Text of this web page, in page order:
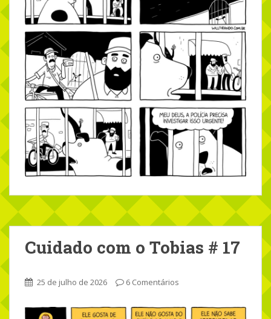
Cuidado com o Tobias # 17
25 de julho de 2026 6 Comentários